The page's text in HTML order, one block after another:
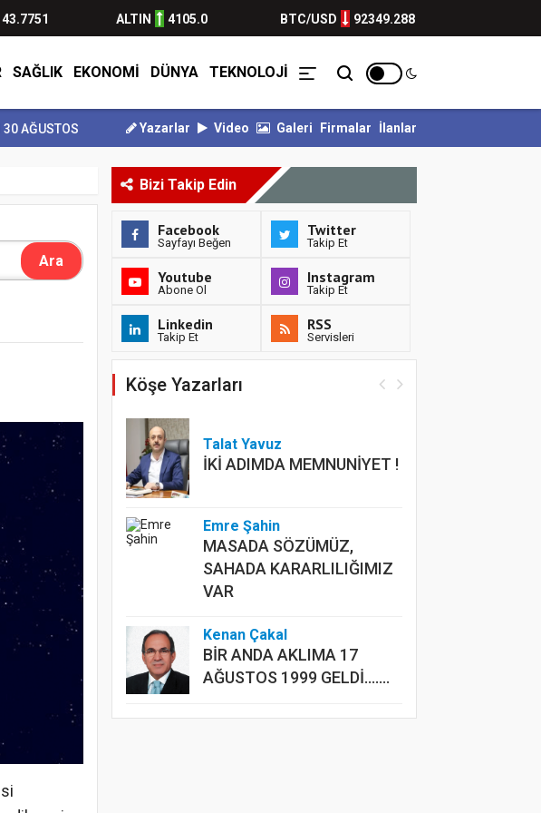
43.7751 ALTIN 4105.0 BTC/USD 92349.288
SAĞLIK EKONOMİ DÜNYA TEKNOLOJİ
AĞUSTOS ZAFER BAY... BULVARSPOR KALESİ EMİN ELLERDE... BULVARSPOR GÜÇLÜ
Yazarlar Video Galeri Firmalar İlanlar
Bizi Takip Edin
Facebook
Sayfayı Beğen
Twitter
Takip Et
Youtube
Abone Ol
Instagram
Takip Et
Linkedin
Takip Et
RSS
Servisleri
Köşe Yazarları
Talat Yavuz
İKİ ADIMDA MEMNUNİYET !
Emre Şahin
MASADA SÖZÜMÜZ,
SAHADA KARARLILIĞIMIZ
VAR
Kenan Çakal
BİR ANDA AKLIMA 17
AĞUSTOS 1999 GELDİ.......